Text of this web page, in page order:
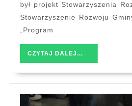
był projekt Stowarzyszenia
Stowarzyszenie Rozwoju
„Program
CZYTAJ DALEJ...
DALEJ...